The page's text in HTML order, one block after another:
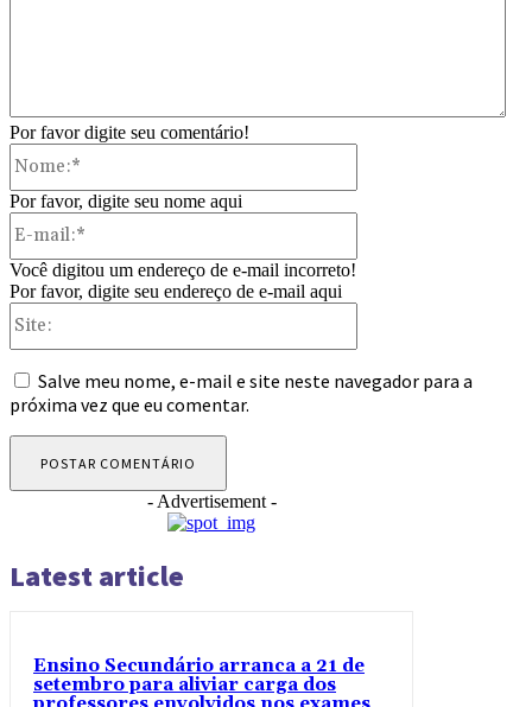
Por favor digite seu comentário!
Por favor, digite seu nome aqui
Você digitou um endereço de e-mail incorreto!
Por favor, digite seu endereço de e-mail aqui
Salve meu nome, e-mail e site neste navegador para a
próxima vez que eu comentar.
- Advertisement -
Latest article
Ensino Secundário arranca a 21 de
setembro para aliviar carga dos